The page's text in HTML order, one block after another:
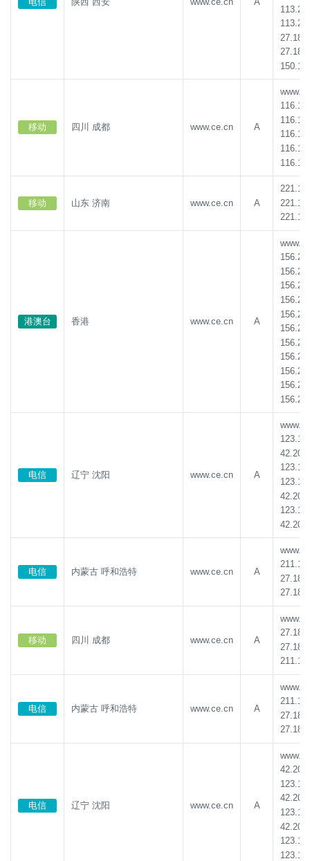
移动 四川 成都 www.ce.cn A
移动 山东 济南 www.ce.cn A
港澳台 香港 www.ce.cn A
电信 辽宁 沈阳 www.ce.cn A
电信 内蒙古 呼和浩特 www.ce.cn A
移动 四川 成都 www.ce.cn A
电信 内蒙古 呼和浩特 www.ce.cn A
电信 辽宁 沈阳 www.ce.cn A